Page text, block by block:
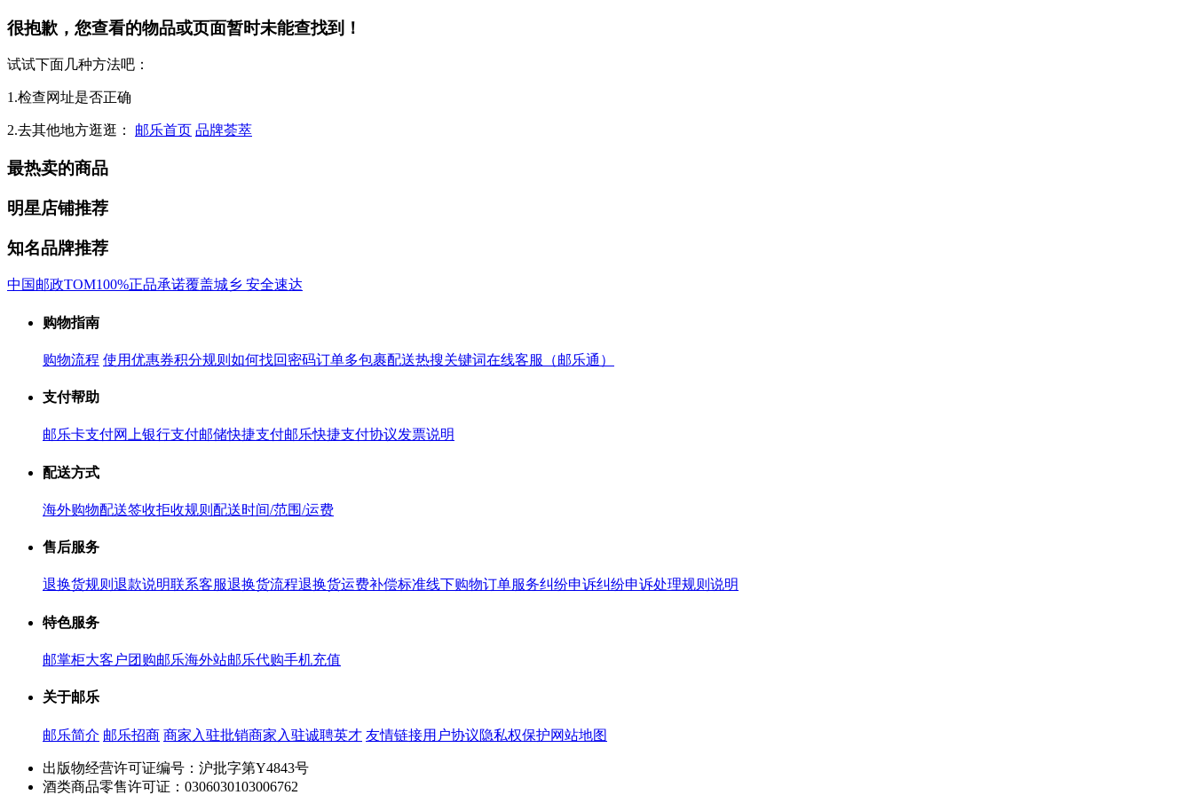
很抱歉，您查看的物品或页面暂时未能查找到！
试试下面几种方法吧：
1.检查网址是否正确
2.去其他地方逛逛： 邮乐首页 品牌荟萃
最热卖的商品
明星店铺推荐
知名品牌推荐
中国邮政TOM100%正品承诺覆盖城乡 安全速达
购物指南
购物流程 使用优惠券积分规则 如何找回密码订单多包裹配送热搜关键词在线客服（邮乐通）
支付帮助
邮乐卡支付网上银行支付邮储快捷支付邮乐快捷支付协议发票说明
配送方式
海外购物配送签收拒收规则 配送时间/范围/运费
售后服务
退换货规则 退款说明联系客服退换货流程退换货运费补偿标准线下购物订单服务纠纷申诉纠纷申诉处理规则说明
特色服务
邮掌柜大客户团购邮乐海外站邮乐代购手机充值
关于邮乐
邮乐简介 邮乐招商 商家入驻批销商家入驻诚聘英才 友情链接用户协议隐私权保护网站地图
出版物经营许可证编号：沪批字第Y4843号
酒类商品零售许可证：0306030103006762